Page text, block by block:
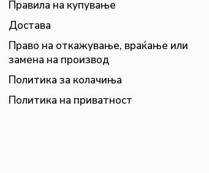
Правила на купување
Достава
Право на откажување, враќање или
замена на производ
Политика за колачиња
Политика на приватност